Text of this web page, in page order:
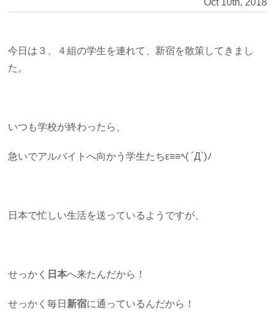
今日は３、４組の学生を連れて、新宿を散策してきまし
た。
いつも学校が終わったら、
急いでアルバイトへ向かう学生たちε≡≡ﾍ( ´Д`)ﾉ
日本で忙しい生活を送っているようですが、
せっかく 日本へ来たんだから！
せっかく毎日 新宿に通っているんだから！